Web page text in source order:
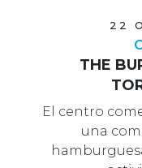
22
THE
El centro
una